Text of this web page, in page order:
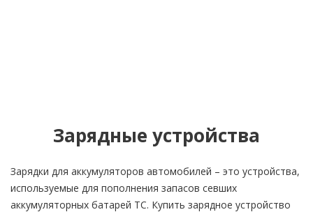
Зарядные устройства
Зарядки для аккумуляторов автомобилей – это устройства,
используемые для пополнения запасов севших
аккумуляторных батарей ТС. Купить зарядное устройство